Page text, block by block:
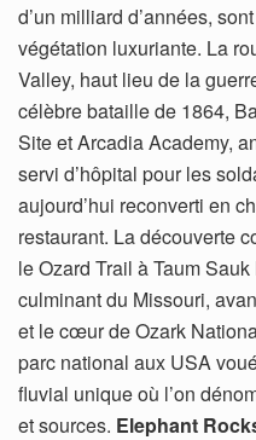
d’un milliard d’années,
végétation luxuriante. La
Valley, haut lieu de la
célèbre bataille de 1864,
Site et Arcadia Academy,
servi d’hôpital pour les
aujourd’hui reconverti en
restaurant. La découverte
le Ozard Trail à Taum
culminant du Missouri,
et le cœur de Ozark
parc national aux USA
fluvial unique où l’on
et sources. Elephant